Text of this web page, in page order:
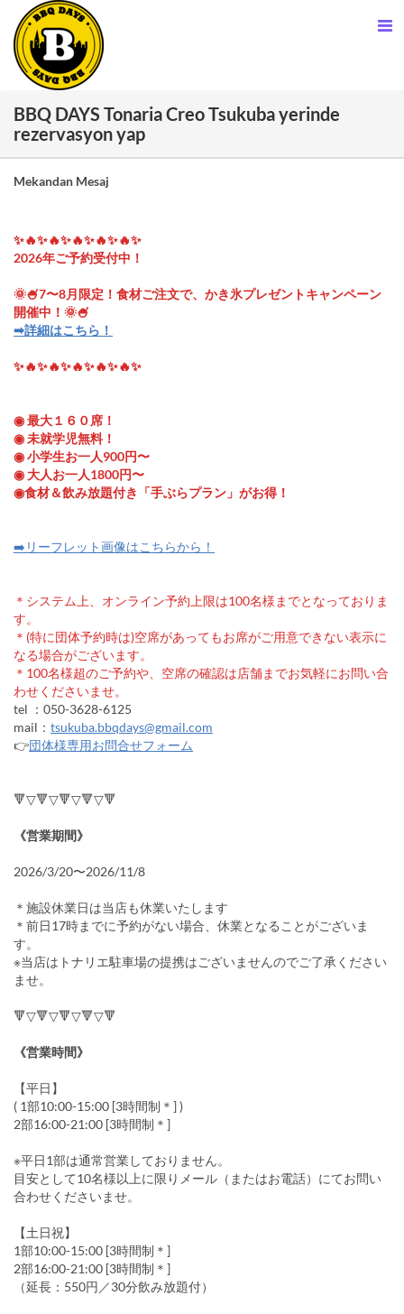
BBQ DAYS Tonaria Creo Tsukuba yerinde
rezervasyon yap
Mekandan Mesaj
✨🔥✨🔥✨🔥✨🔥✨🔥✨
2026年ご予約受付中！
🌞🍧7〜8月限定！食材ご注文で、かき氷プレゼントキャンペーン
開催中！🌞🍧
➡︎詳細はこちら！
✨🔥✨🔥✨🔥✨🔥✨🔥✨
◉ 最大１６０席！
◉ 未就学児無料！
◉ 小学生お一人900円〜
◉ 大人お一人1800円〜
◉食材＆飲み放題付き「手ぶらプラン」がお得！
➡️リーフレット画像はこちらから！
＊システム上、オンライン予約上限は100名様までとなっておりま
す。
＊(特に団体予約時は)空席があってもお席がご用意できない表示に
なる場合がございます。
＊100名様超のご予約や、空席の確認は店舗までお気軽にお問い合
わせくださいませ。
tel ：050-3628-6125
mail： tsukuba.bbqdays@gmail.com
👉団体様専用お問合せフォーム
🔻▽🔻▽🔻▽🔻▽🔻
《営業期間》
2026/3/20〜2026/11/8
＊施設休業日は当店も休業いたします
＊前日17時までに予約がない場合、休業となることがございま
す。
※当店はトナリエ駐車場の提携はございませんのでご了承ください
ませ。
🔻▽🔻▽🔻▽🔻▽🔻
《営業時間》
【平日】
( 1部10:00-15:00 [3時間制＊] )
2部16:00-21:00 [3時間制＊]
※平日1部は通常営業しておりません。
目安として10名様以上に限りメール（またはお電話）にてお問い
合わせくださいませ。
【土日祝】
1部10:00-15:00 [3時間制＊]
2部16:00-21:00 [3時間制＊]
（延長：550円／30分飲み放題付）